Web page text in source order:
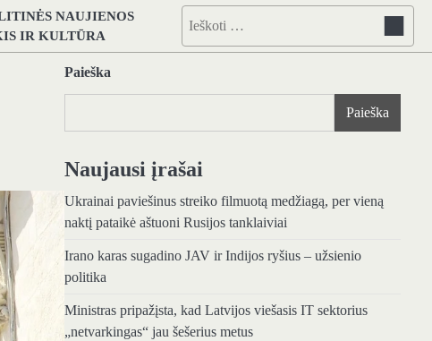
NAUJIENOS
IR KULTŪRA
Ieškoti:
Paieška
Paieška
Naujausi įrašai
Ukrainai paviešinus streiko filmuotą medžiagą, per vieną
naktį pataikė aštuoni Rusijos tanklaiviai
Irano karas sugadino JAV ir Indijos ryšius – užsienio
politika
Ministras pripažįsta, kad Latvijos viešasis IT sektorius
„netvarkingas“ jau šešerius metus